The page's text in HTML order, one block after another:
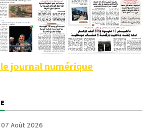
journal numérique
07 Août 2026